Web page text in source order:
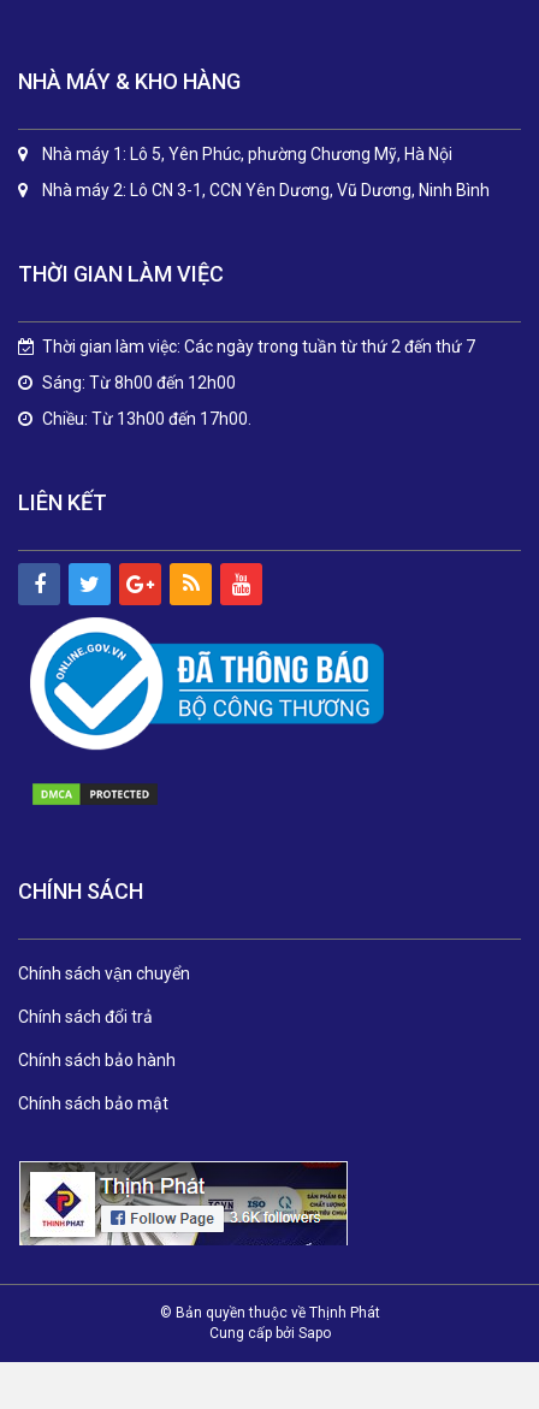
NHÀ MÁY & KHO HÀNG
Nhà máy 1: Lô 5, Yên Phúc, phường Chương Mỹ, Hà Nội
Nhà máy 2: Lô CN 3-1, CCN Yên Dương, Vũ Dương, Ninh Bình
THỜI GIAN LÀM VIỆC
Thời gian làm việc: Các ngày trong tuần từ thứ 2 đến thứ 7
Sáng: Từ 8h00 đến 12h00
Chiều: Từ 13h00 đến 17h00.
LIÊN KẾT
CHÍNH SÁCH
Chính sách vận chuyển
Chính sách đổi trả
Chính sách bảo hành
Chính sách bảo mật
© Bản quyền thuộc về Thịnh Phát
Cung cấp bởi Sapo